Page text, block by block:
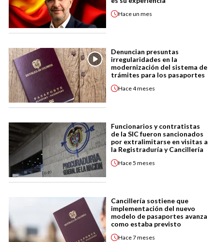
Haceun mes
Denuncian presuntas
irregularidades en la
modernización del sistema de
trámites para los pasaportes
Hace4 meses
Funcionarios y contratistas
de la SIC fueron sancionados
por extralimitarse en visitas a
la Registraduría y Cancillería
Hace5 meses
Cancillería sostiene que
implementación del nuevo
modelo de pasaportes avanza
como estaba previsto
Hace7 meses